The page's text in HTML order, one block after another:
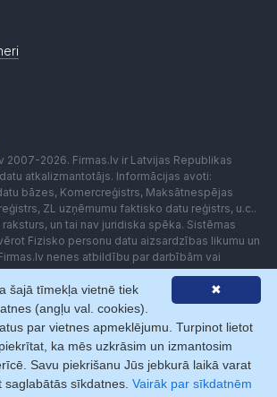
2007-2026. Firmas.lv ir Latvijas Republikas
atkalizmantotājs. Informācijas avoti:
bāzes, Komercreģistrs, Maksātnespējas
ZL uzņēmumu faktisko datu reģistrs, u.c..
un tai nav juridiska spēka. Sistēmas
Fizisko personu datu aizsardzības likumu un
nenes atbildību par darbībām vai
uz saņemto pakalpojumu. Lietotājam aizliegts
sistēmas vai iekārtas (robotus)
rakstiskas saskaņošanas ar Firmas.lv. Galvenā
Privātuma politika Norēķini ar
✖
šajā tīmekļa vietnē tiek
(angļu val. cookies).
par vietnes apmeklējumu. Turpinot lietot
ka mēs uzkrāsim un izmantosim
Savu piekrišanu Jūs jebkurā laikā varat
sīkdatnes. Vairāk par sīkdatnēm